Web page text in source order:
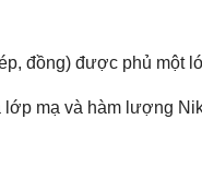
đồng) được phủ một
mạ và hàm lượng